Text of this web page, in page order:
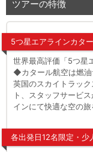
ツアーの特徴
5つ星エアラインカタ
世界最高評価「5つ星
◆カタール航空は燃油
英国のスカイトラッ
ト、スタッフサービ
インにて快適な空の旅
各出発日12名限定・少